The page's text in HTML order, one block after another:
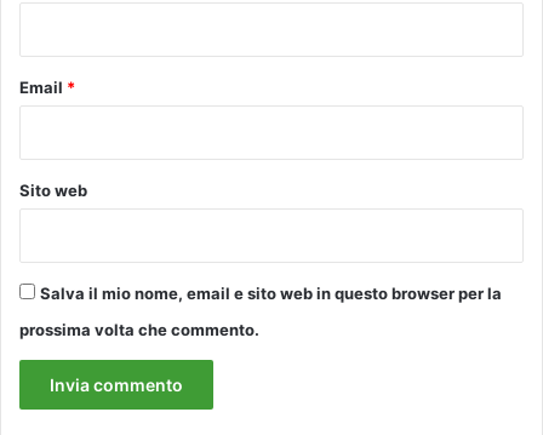
Email *
Sito web
Salva il mio nome, email e sito web in questo browser per la
prossima volta che commento.